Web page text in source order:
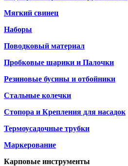
Мягкий свинец
Наборы
Поводковый материал
Пробковые шарики и Палочки
Резиновые бусины и отбойники
Стальные колечки
Стопора и Крепления для насадок
Термоусадочные трубки
Маркерование
Карповые инструменты